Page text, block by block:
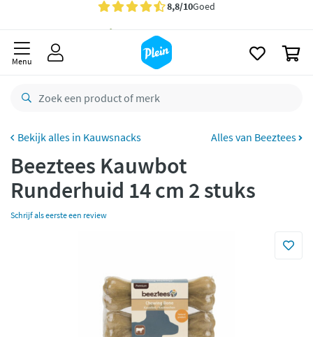
Gratisbezorging vanaf 35,- *
besteld,
Gratisretourneren
Betaal met Klarna
Menu
Kauwsnacks Alles van Beeztees
Beeztees Kauwbot
Runderhuid 14 cm 2 stuks
Schrijf als eerste een review